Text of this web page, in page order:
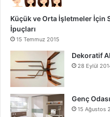
Küçük ve Orta İşletmeler İçin
İpuçları
15 Temmuz 2015
Dekoratif
28 Eylül
Genç
15 Ağustos